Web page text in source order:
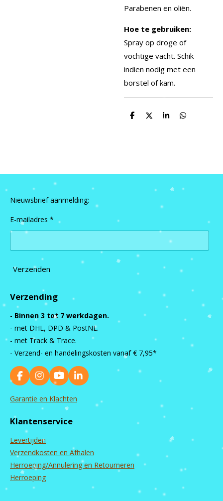
Parabenen en oliën.
Hoe te gebruiken:
Spray op droge of
vochtige vacht. Schik
indien nodig met een
borstel of kam.
D
D
S
D
Nieuwsbrief aanmelding:
E-mailadres *
Verzenden
Verzending
- Binnen 3 tot 7 werkdagen.
- met DHL, DPD & PostNL.
- met Track & Trace.
- Verzend- en handelingskosten vanaf € 7,95*
F
a
c
o
k
I
n
s
t
g
a
m
Y
o
u
b
L
i
Garantie en Klachten
Klantenservice
Levertijden
Verzendkosten en Afhalen
Herroeping/Annulering en Retourneren
Herroeping